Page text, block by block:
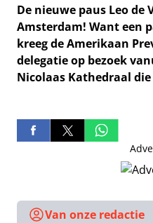
De nieuwe paus Leo de
Amsterdam! Want een
kreeg de Amerikaan
delegatie op bezoek
Nicolaas Kathedraal
Van onze redactie